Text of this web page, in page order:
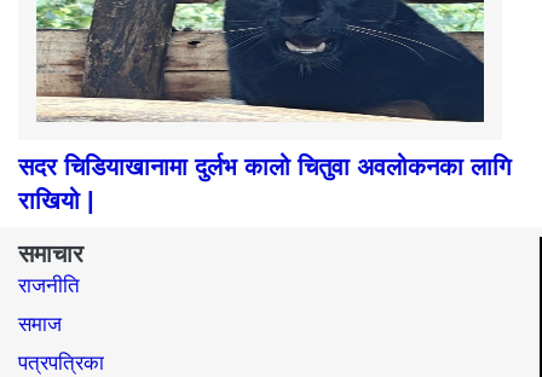
सदर चिडियाखानामा दुर्लभ कालो चितुवा अवलोकनका लागि
राखियो |
समाचार
राजनीति
समाज​
पत्रपत्रिका